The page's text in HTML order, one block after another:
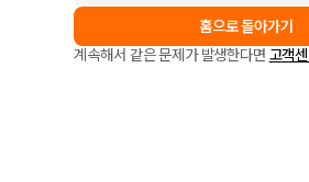
홈으로 돌아가기
계속해서 같은 문제가 발생한다면 고객